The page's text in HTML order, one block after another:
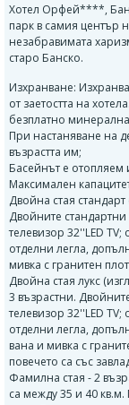
Хотел Орфей****,
парк в самия център
незабравимата
старо Банско.
Изхранване:
от заетостта на
безплатно
При настаняване на
възрастта им;
Басейнът е
Максимален
Двойна стая
Двойните
телевизор 32''LED
отделни легла,
мивка с гранитен
Двойна стая лукс
3 възрастни.
телевизор 32''LED
отделни легла,
вана и мивка с
повечето са със
Фамилна стая - 2
са между 35 и 40